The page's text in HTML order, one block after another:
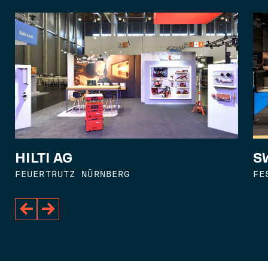
HILTI AG
FEUERTRUTZ NÜRNBERG
 